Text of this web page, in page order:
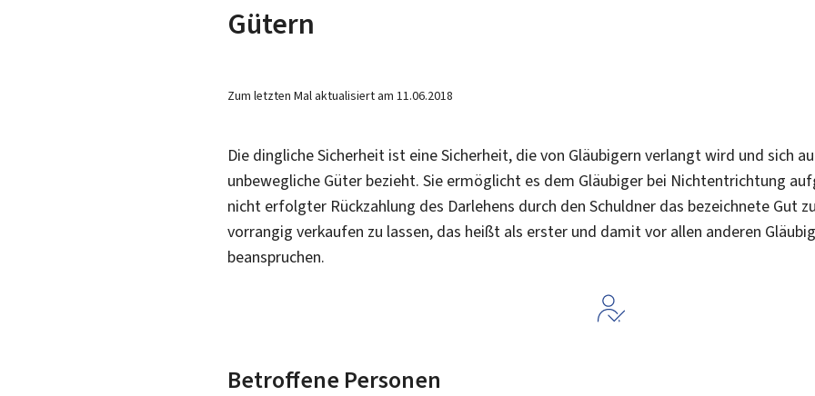
Gütern
Zum letzten Mal aktualisiert am 11.06.2018
Die dingliche Sicherheit ist eine Sicherheit, die von Gläubigern verlangt wird und sich
unbewegliche Güter bezieht. Sie ermöglicht es dem Gläubiger bei Nichtentrichtung
nicht erfolgter Rückzahlung des Darlehens durch den Schuldner das bezeichnete Gut
vorrangig verkaufen zu lassen, das heißt als erster und damit vor allen anderen
beanspruchen.
Betroffene Personen